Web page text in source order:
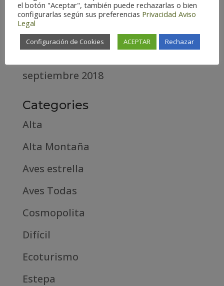
abril 2020
marzo 2020
febrero 2019
septiembre 2018
Categories
Alta
Alta Montaña
Aves estrella
Aves Todas
Cosmopolita
Difícil
Ecoturismo
Estepa
el botón "Aceptar", también puede rechazarlas o bien
configurarlas según sus preferencias Privacidad Aviso
Legal
Configuración de Cookies ACEPTAR Rechazar